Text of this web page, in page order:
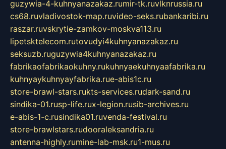
guzywia-4-kuhnyanazakaz.rumir-tk.ruvlknrussia.ru
cs68.ruvladivostok-map.ruvideo-seks.rubankaribi.ru
raszar.ruvskrytie-zamkov-moskva113.ru
lipetsktelecom.rutovudyi4kuhnyanazakaz.ru
seksuzb.ruguzywia4kuhnyanazakaz.ru
fabrikaofabrikaokuhny.rukuhnyaekuhnyaafabrika.ru
kuhnyaykuhnyayfabrika.rue-abis1c.ru
store-brawl-stars.rukts-services.rudark-sand.ru
sindika-01.rusp-life.rux-legion.rusib-archives.ru
e-abis-1-c.rusindika01.ruvenda-festival.ru
store-brawlstars.rudooraleksandria.ru
antenna-highly.rumine-lab-msk.ru1-mus.ru